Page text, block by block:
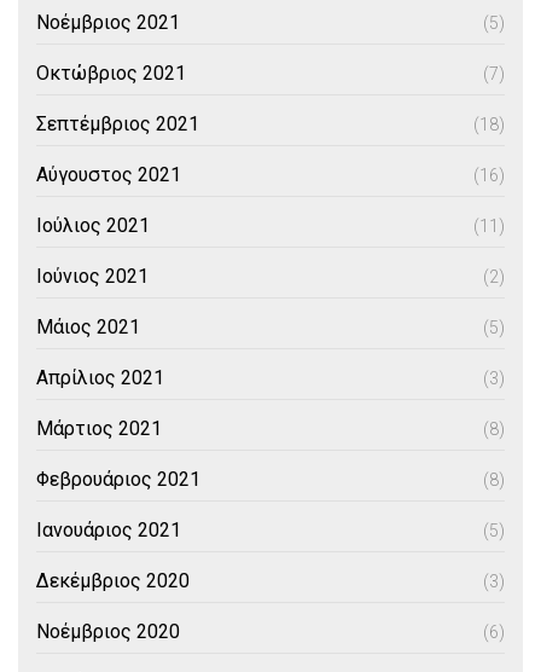
Νοέμβριος 2021 (5)
Οκτώβριος 2021 (7)
Σεπτέμβριος 2021 (18)
Αύγουστος 2021 (16)
Ιούλιος 2021 (11)
Ιούνιος 2021 (2)
Μάιος 2021 (5)
Απρίλιος 2021 (3)
Μάρτιος 2021 (8)
Φεβρουάριος 2021 (8)
Ιανουάριος 2021 (5)
Δεκέμβριος 2020 (3)
Νοέμβριος 2020 (6)